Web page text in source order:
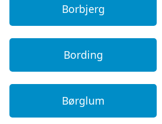
Borbjerg
Bording
Børglum